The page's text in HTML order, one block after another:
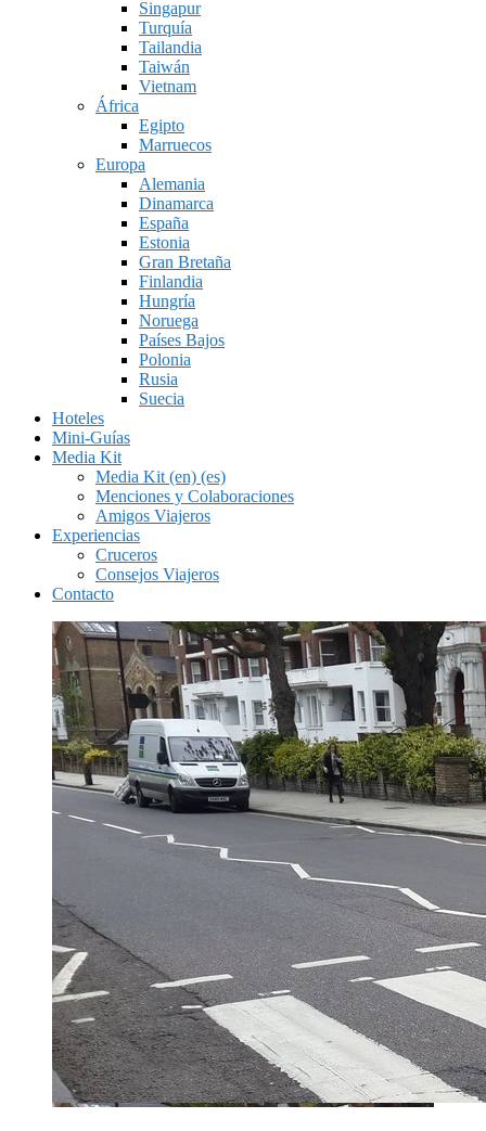
Singapur
Turquía
Tailandia
Taiwán
Vietnam
África
Egipto
Marruecos
Europa
Alemania
Dinamarca
España
Estonia
Gran Bretaña
Finlandia
Hungría
Noruega
Países Bajos
Polonia
Rusia
Suecia
Hoteles
Mini-Guías
Media Kit
Media Kit (en) (es)
Menciones y Colaboraciones
Amigos Viajeros
Experiencias
Cruceros
Consejos Viajeros
Contacto